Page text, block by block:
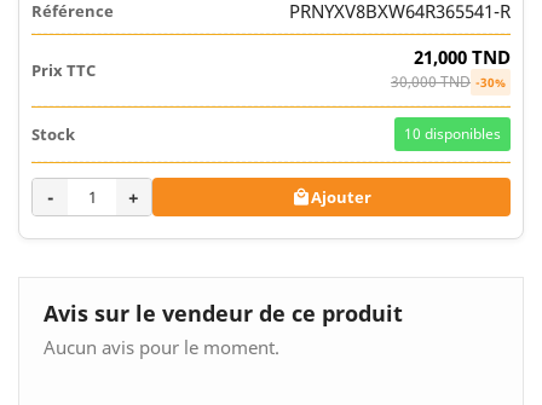
PRNYXV8BXW64R365541-R
21,000 TND
30,000 TND -30%
10 disponibles
- + Ajouter
Avis sur le vendeur de ce produit
Aucun avis pour le moment.